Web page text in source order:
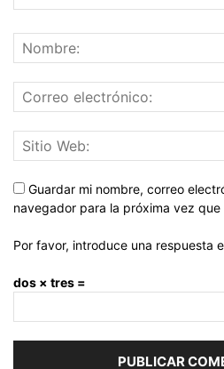
Guardar mi nombre, correo
navegador para la próxima vez que
Por favor, introduce una respuesta
dos × tres =